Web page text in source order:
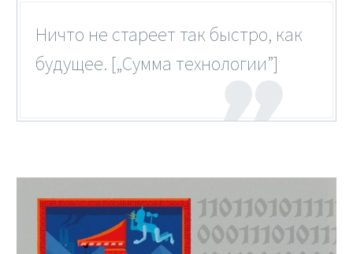
Ничто не стареет так быстро, как
будущее. [„Сумма технологии”]